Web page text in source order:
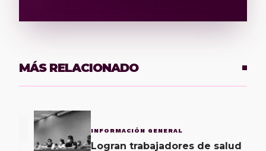
MÁS RELACIONADO
INFORMACIÓN GENERAL
Logran trabajadores de salud